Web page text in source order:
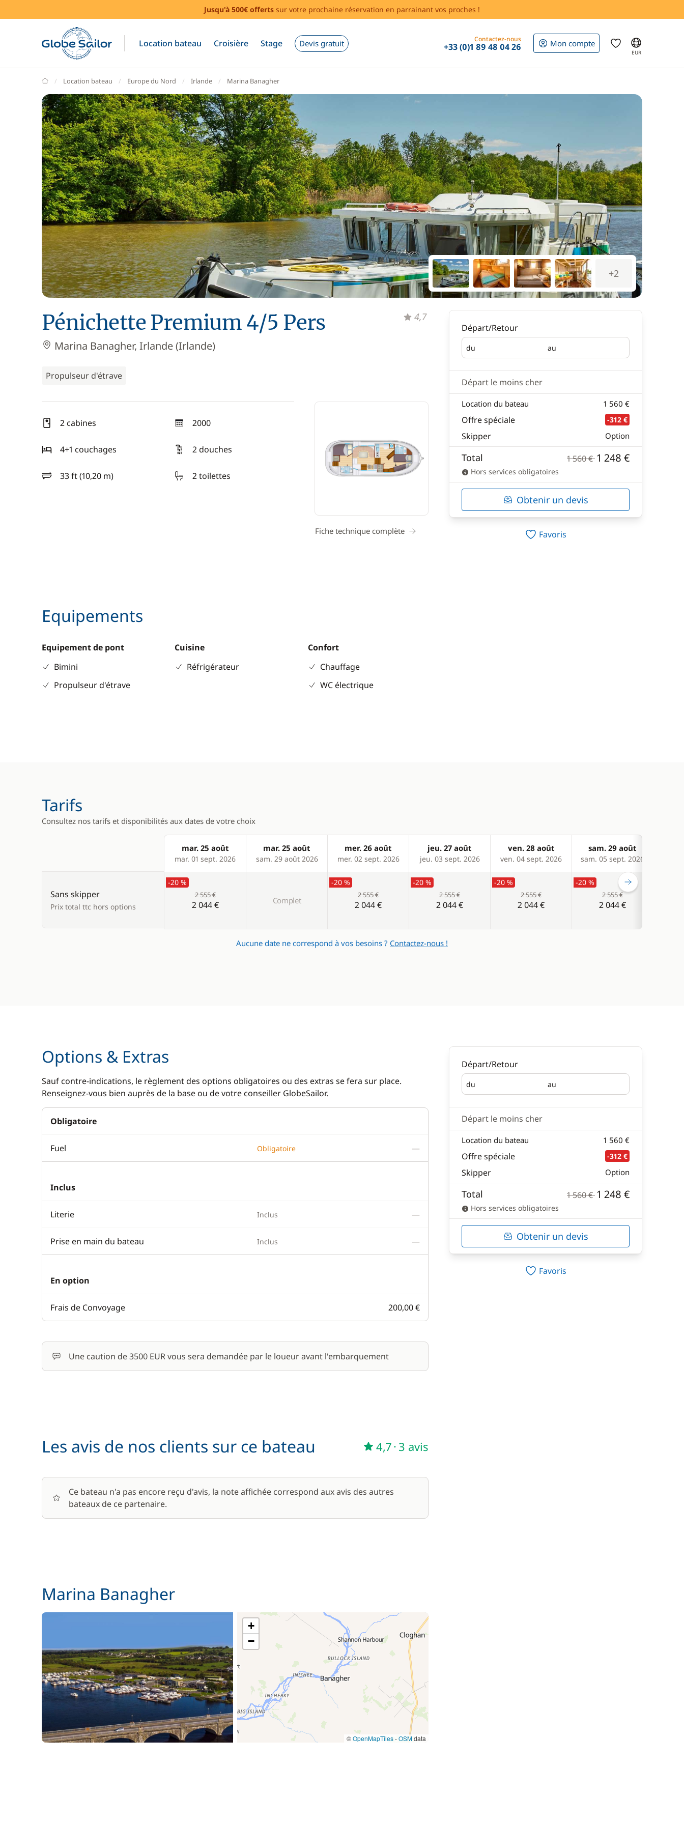
Jusqu'à 500€ offerts sur votre prochaine réservation en parrainant vos proches !
Location bateau Croisière Stage Devis gratuit Contactez-nous
+33 (0)1 89 48 04 26 Mon compte
EUR
GlobeSailor
Location bateau Europe du Nord Irlande Marina Banagher
+2
Pénichette Premium 4/5 Pers
Marina Banagher, Irlande (Irlande)
Propulseur d'étrave
4,7
2 cabines 2000
année
4+1 couchages
2 douches
33 ft (10,20 m)
longueur 2 toilettes
Fiche technique complète
Equipements
Equipement de pont
Bimini
Propulseur d'étrave
Cuisine
Réfrigérateur
Confort
Chauffage
WC électrique
Départ/Retour
du
Départ au
Retour
Départ le moins cher
Location du bateau 1 560 €
Offre spéciale -312 €
Skipper Option
Total 1 560 €1 248 €
Hors services obligatoires
Obtenir un devis
Favoris
Tarifs
Consultez nos tarifs et disponibilités aux dates de votre choix
Products
mar. 25 août
mar. 01 sept. 2026
mar. 25 août
sam. 29 août 2026
mer. 26 août
mer. 02 sept. 2026
jeu. 27 août
jeu. 03 sept. 2026
ven. 28 août
ven. 04 sept. 2026
sam. 29 août
sam. 05 sept. 2026
Sans skipper
Prix total ttc hors options
-20 %
2 555 €
2 044 € Complet
-20 %
2 555 €
2 044 €
-20 %
2 555 €
2 044 €
-20 %
2 555 €
2 044 €
-20 %
2 555 €
2 044 €
Aucune date ne correspond à vos besoins ? Contactez-nous !
Options & Extras
Sauf contre-indications, le règlement des options obligatoires ou des extras se fera sur place.
Renseignez-vous bien auprès de la base ou de votre conseiller GlobeSailor.
Obligatoire
Fuel Obligatoire —
Inclus
Literie Inclus —
Prise en main du bateau Inclus —
En option
Frais de Convoyage 200,00 €
Une caution de 3500 EUR vous sera demandée par le loueur avant l'embarquement
Les avis de nos clients sur ce bateau 4,7· 3 avis
Ce bateau n'a pas encore reçu d'avis, la note affichée correspond aux avis des autres
bateaux de ce partenaire.
Marina Banagher
+
−
©OpenMapTiles-OSMdata
Départ/Retour
du
Départ au
Retour
Départ le moins cher
Location du bateau 1 560 €
Offre spéciale -312 €
Skipper Option
Total 1 560 €1 248 €
Hors services obligatoires
Obtenir un devis
Favoris